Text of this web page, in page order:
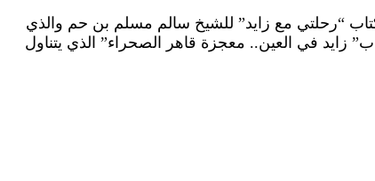
“رحلتي مع زايد” للشيخ سالم مسلم بن حم والذي
زايد في العين.. معجزة قاهر الصحراء” الذي يتناول